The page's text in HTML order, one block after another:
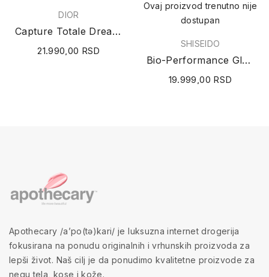
DIOR
Capture Totale Dreamskin Care & Perfect 50ml
21.990,00 RSD
Ovaj proizvod trenutno nije
dostupan
SHISEIDO
Bio-Performance Glow Revival krema za lice 50ml
19.999,00 RSD
Apothecary /a’po(tə)kari/ je luksuzna internet drogerija
fokusirana na ponudu originalnih i vrhunskih proizvoda za
lepši život. Naš cilj je da ponudimo kvalitetne proizvode za
negu tela, kose i kože.